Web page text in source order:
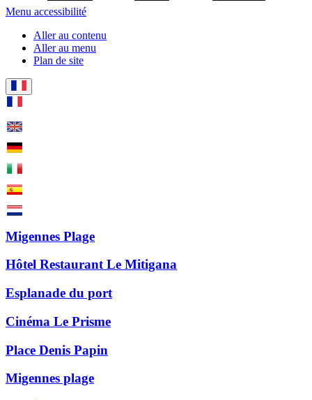
Menu accessibilité
Aller au contenu
Aller au menu
Plan de site
Migennes Plage
Hôtel Restaurant Le Mitigana
Esplanade du port
Cinéma Le Prisme
Place Denis Papin
Migennes plage